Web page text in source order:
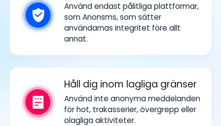
Använd endast pålitliga plattformar,
som Anonsms, som sätter
användarnas integritet före allt
annat.
Håll dig inom lagliga gränser
Använd inte anonyma meddelanden
för hot, trakasserier, övergrepp eller
olagliga aktiviteter.